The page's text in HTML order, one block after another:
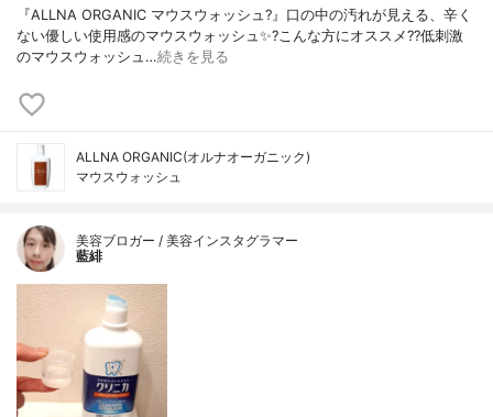
『ALLNA ORGANIC マウスウォッシュ?』口の中の汚れが見える、辛く
ない優しい使用感のマウスウォッシュ✨?こんな方にオススメ??低刺激
のマウスウォッシュ…続きを見る
ALLNA ORGANIC(オルナオーガニック)
マウスウォッシュ
美容ブロガー / 美容インスタグラマー
藍緋